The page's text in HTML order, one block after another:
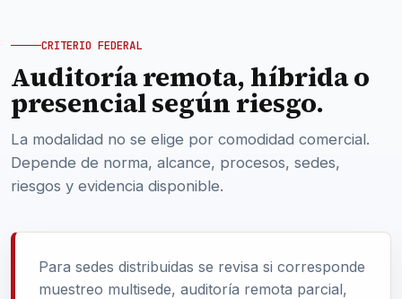
CRITERIO FEDERAL
Auditoría remota, híbrida o
presencial según riesgo.
La modalidad no se elige por comodidad comercial.
Depende de norma, alcance, procesos, sedes,
riesgos y evidencia disponible.
Para sedes distribuidas se revisa si corresponde
muestreo multisede, auditoría remota parcial,